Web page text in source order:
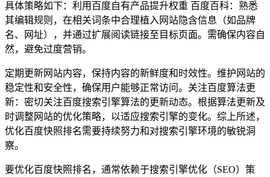
具体策略如下：利用百度自有产品提升权重 百度百科：熟悉
其编辑规则，在相关词条中合理植入网站隐含信息（如品牌
名、网址），并通过扩展阅读链接至目标页面。需确保内容自
然，避免过度营销。
定期更新网站内容，保持内容的新鲜度和时效性。维护网站的
稳定性和安全性，确保用户能够正常访问。关注百度算法更
新：密切关注百度搜索引擎算法的更新动态。根据算法更新及
时调整网站的优化策略，以适应搜索引擎的变化。综上所述，
优化百度快照排名需要持续努力和对搜索引擎环境的敏锐洞
察。
要优化百度快照排名，通常依赖于搜索引擎优化（SEO）策